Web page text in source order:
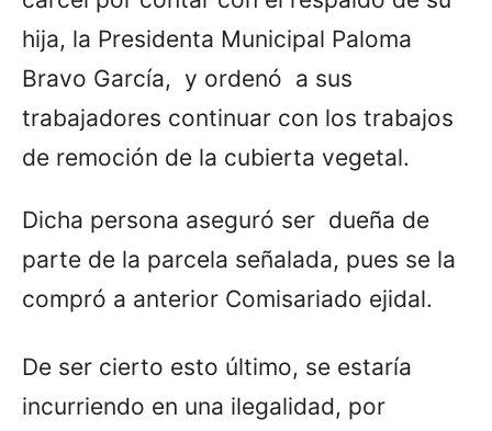
hija, la Presidenta Municipal Paloma
Bravo García, y ordenó a sus
trabajadores continuar con los trabajos
de remoción de la cubierta vegetal.
Dicha persona aseguró ser dueña de
parte de la parcela señalada, pues se la
compró a anterior Comisariado ejidal.
De ser cierto esto último, se estaría
incurriendo en una ilegalidad, por